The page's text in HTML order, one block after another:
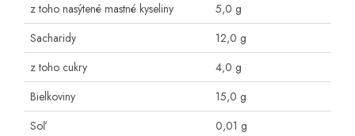
z toho nasýtené mastné kyseliny
5,0 g
Sacharidy
12,0 g
z toho cukry
4,0 g
Bielkoviny
15,0 g
Soľ
0,01 g